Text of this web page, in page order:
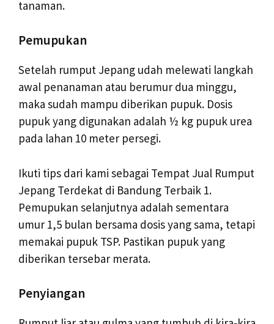
tanaman.
Pemupukan
Setelah rumput Jepang udah melewati langkah
awal penanaman atau berumur dua minggu,
maka sudah mampu diberikan pupuk. Dosis
pupuk yang digunakan adalah ½ kg pupuk urea
pada lahan 10 meter persegi.
Ikuti tips dari kami sebagai Tempat Jual Rumput
Jepang Terdekat di Bandung Terbaik 1.
Pemupukan selanjutnya adalah sementara
umur 1,5 bulan bersama dosis yang sama, tetapi
memakai pupuk TSP. Pastikan pupuk yang
diberikan tersebar merata.
Penyiangan